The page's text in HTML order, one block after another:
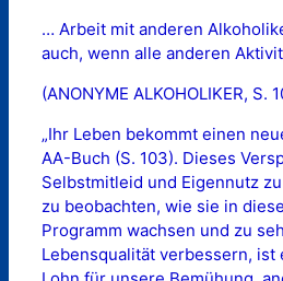
… Arbeit mit anderen
auch, wenn alle anderen
(ANONYME ALKOHOLIKER, S.
„Ihr Leben bekommt einen
AA-Buch (S. 103). Dieses
Selbstmitleid und Eigennutz
zu beobachten, wie sie in
Programm wachsen und zu
Lebensqualität verbessern, ist